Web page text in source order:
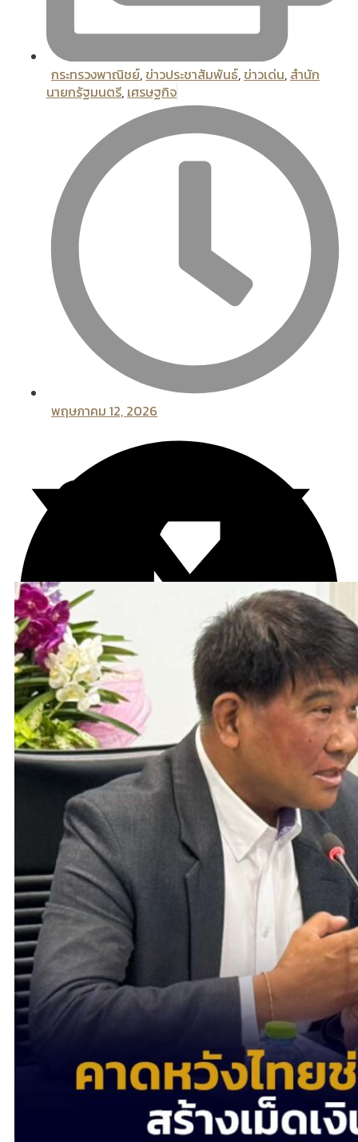
กระทรวงพาณิชย์, ข่าวประชาสัมพันธ์, ข่าวเด่น, สํานัก
นายกรัฐมนตรี, เศรษฐกิจ
พฤษภาคม 12, 2026